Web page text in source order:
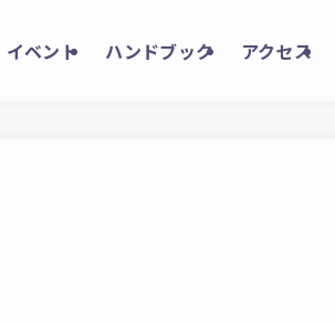
イベント ハンドブック アクセス